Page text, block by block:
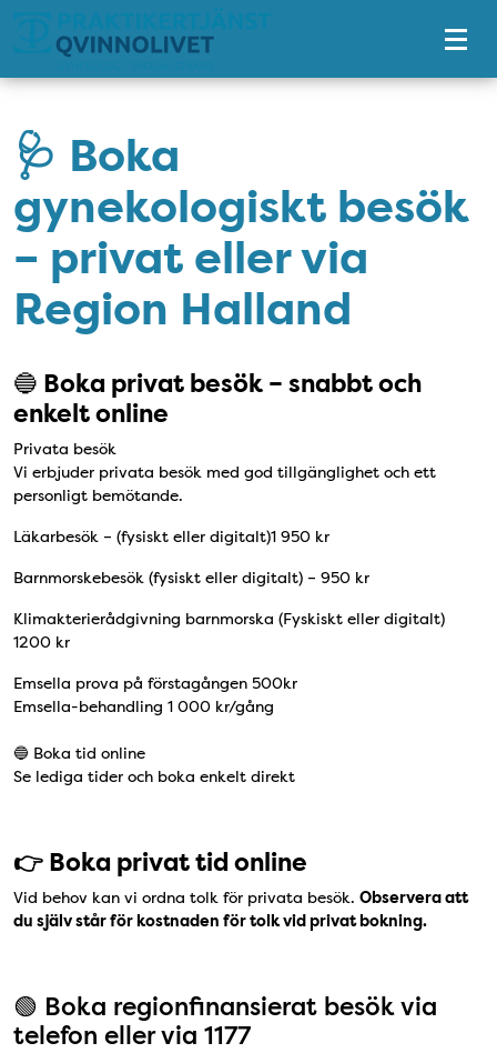
🩺 Boka
gynekologiskt besök
– privat eller via
Region Halland
🔵 Boka privat besök – snabbt och
enkelt online
Privata besök
Vi erbjuder privata besök med god tillgänglighet och ett
personligt bemötande.
Läkarbesök – (fysiskt eller digitalt)1 950 kr
Barnmorskebesök (fysiskt eller digitalt) – 950 kr
Klimakterierådgivning barnmorska (Fyskiskt eller digitalt)
1200 kr
Emsella prova på förstagången 500kr
Emsella-behandling 1 000 kr/gång
🔵 Boka tid online
Se lediga tider och boka enkelt direkt
👉 Boka privat tid online
Vid behov kan vi ordna tolk för privata besök. Observera att
du själv står för kostnaden för tolk vid privat bokning.
🟢 Boka regionfinansierat besök via
telefon eller via 1177